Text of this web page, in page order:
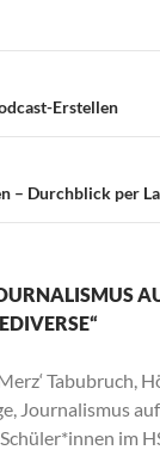
Erstellen
– Durchblick per
Tabubruch,
Journalismus
im